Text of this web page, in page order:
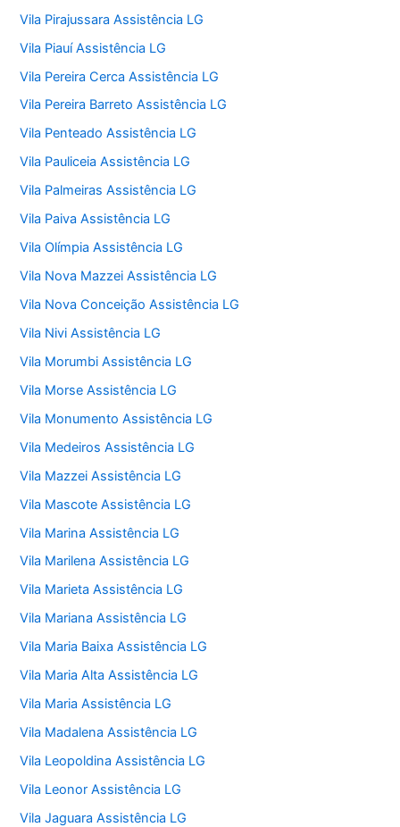
Vila Pirajussara Assistência LG
Vila Piauí Assistência LG
Vila Pereira Cerca Assistência LG
Vila Pereira Barreto Assistência LG
Vila Penteado Assistência LG
Vila Pauliceia Assistência LG
Vila Palmeiras Assistência LG
Vila Paiva Assistência LG
Vila Olímpia Assistência LG
Vila Nova Mazzei Assistência LG
Vila Nova Conceição Assistência LG
Vila Nivi Assistência LG
Vila Morumbi Assistência LG
Vila Morse Assistência LG
Vila Monumento Assistência LG
Vila Medeiros Assistência LG
Vila Mazzei Assistência LG
Vila Mascote Assistência LG
Vila Marina Assistência LG
Vila Marilena Assistência LG
Vila Marieta Assistência LG
Vila Mariana Assistência LG
Vila Maria Baixa Assistência LG
Vila Maria Alta Assistência LG
Vila Maria Assistência LG
Vila Madalena Assistência LG
Vila Leopoldina Assistência LG
Vila Leonor Assistência LG
Vila Jaguara Assistência LG